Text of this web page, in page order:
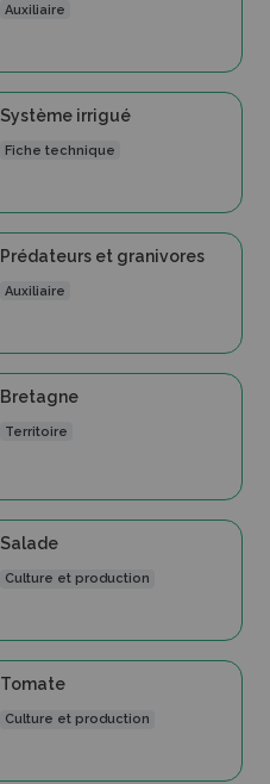
Auxiliaire
Système irrigué
Fiche technique
Prédateurs et granivores
Auxiliaire
Bretagne
Territoire
Salade
Culture et production
Tomate
Culture et production